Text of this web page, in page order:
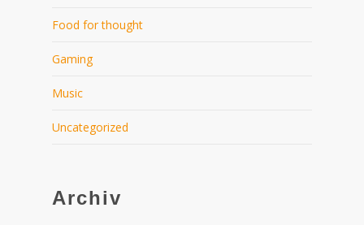
Food for thought
Gaming
Music
Uncategorized
Archiv